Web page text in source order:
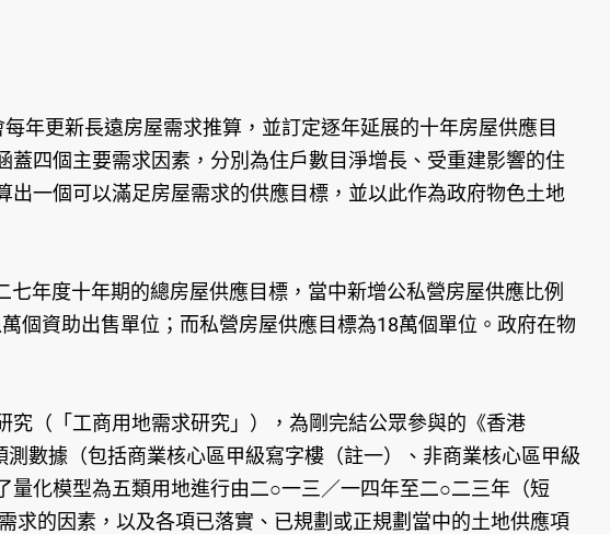
年更新長遠房屋需求推算，並訂定逐年延展的十年房屋供應目
四個主要需求因素，分別為住戶數目淨增長、受重建影響的住
一個可以滿足房屋需求的供應目標，並以此作為政府物色土地
年度十年期的總房屋供應目標，當中新增公私營房屋供應比例
個資助出售單位；而私營房屋供應目標為18萬個單位。政府在物
（「工商用地需求研究」），為剛完結公眾參與的《香港
數據（包括商業核心區甲級寫字樓（註一）、非商業核心區甲級
化模型為五類用地進行由二○一三／一四年至二○二三年（短
的因素，以及各項已落實、已規劃或正規劃當中的土地供應項